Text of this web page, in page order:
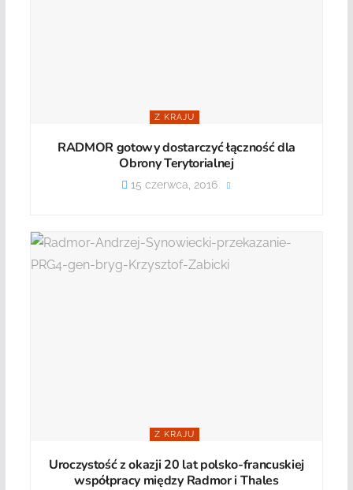
Z KRAJU
RADMOR gotowy dostarczyć łączność dla
Obrony Terytorialnej
15 czerwca, 2016
Z KRAJU
Uroczystość z okazji 20 lat polsko-francuskiej
współpracy między Radmor i Thales